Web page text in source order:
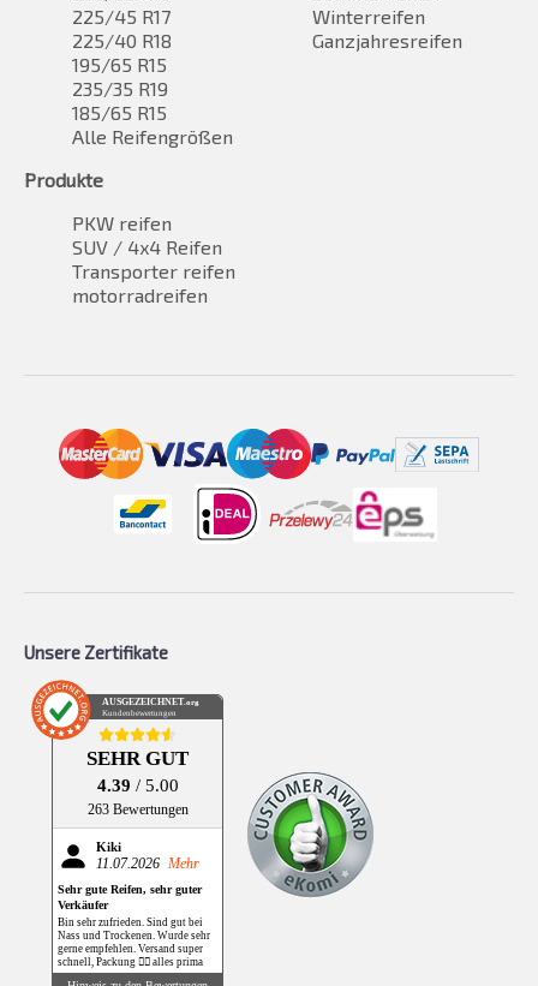
225/45 R17
225/40 R18
195/65 R15
235/35 R19
185/65 R15
Alle Reifengrößen
Winterreifen
Ganzjahresreifen
Produkte
PKW reifen
SUV / 4x4 Reifen
Transporter reifen
motorradreifen
Unsere Zertifikate
AUSGEZEICHNET .org
Kundenbewertungen
SEHR GUT
4.39 / 5.00
263 Bewertungen
Kiki
11.07.2026 Mehr
Sehr gute Reifen, sehr guter
Verkäufer
Bin sehr zufrieden. Sind gut bei
Nass und Trockenen. Wurde sehr
gerne empfehlen. Versand super
schnell, Packung 👌🏻 alles prima